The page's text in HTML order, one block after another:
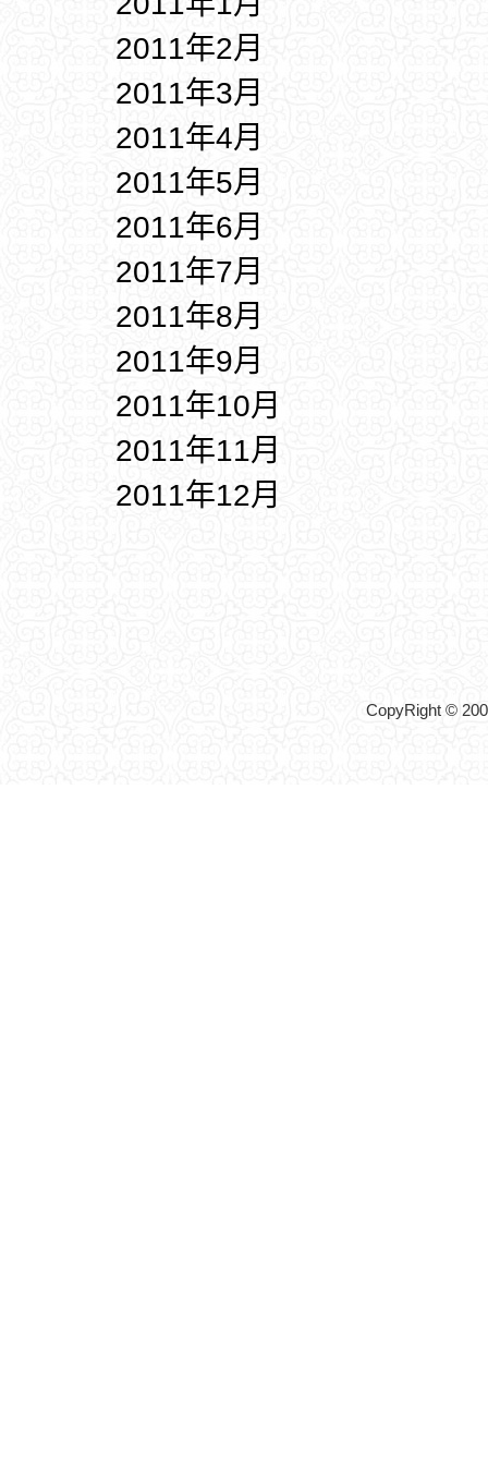
2011年2月
2011年3月
2011年4月
2011年5月
2011年6月
2011年7月
2011年8月
2011年9月
2011年10月
2011年11月
2011年12月
CopyRight ©